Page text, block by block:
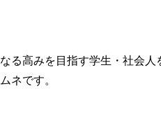
る高みを目指す学生・社会
ネです。